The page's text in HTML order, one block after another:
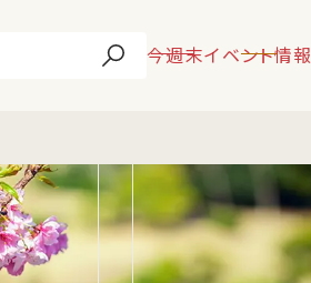
今週末イベント情報